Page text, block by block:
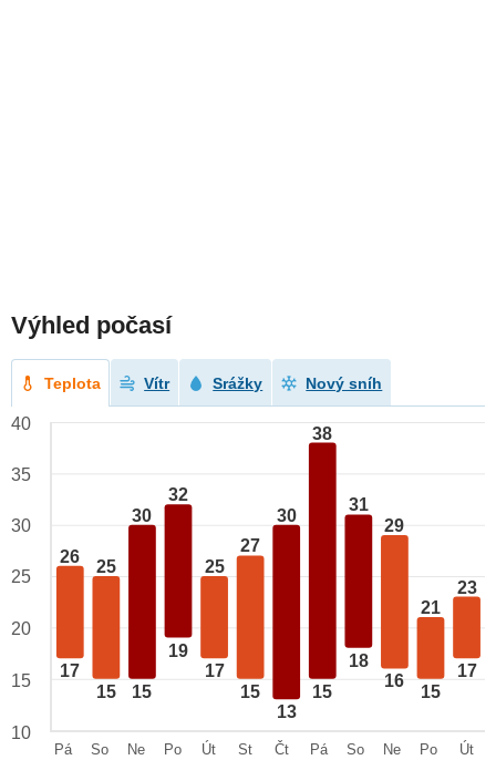
Výhled počasí
Teplota Vítr Srážky Nový sníh
26
17
25
15
30
15
32
19
25
17
27
15
30
13
38
15
31
18
29
16
21
15
23
17
40
35
30
25
20
15
10
Pá
So
Ne
Po
Út
St
Čt
Pá
So
Ne
Po
Út